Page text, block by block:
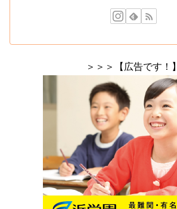
＞＞＞【広告です！】